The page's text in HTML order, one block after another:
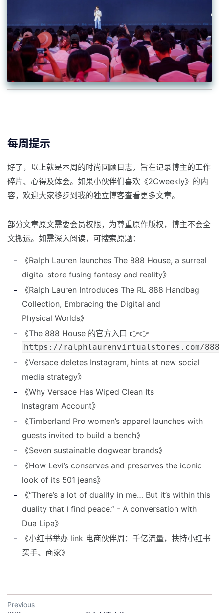
每周提示
好了，以上就是本周的时尚回顾日志，旨在记录博主的工作
碎片、心得及体会。如果小伙伴们喜欢《2Cweekly》的内
容，欢迎大家移步到我的独立博客查看更多文章。
部分文章原文需要会员权限，为尊重原作版权，博主不会全
文搬运。如需深入阅读，可搜索原题：
《Ralph Lauren launches The 888 House, a surreal
digital store fusing fantasy and reality》
《Ralph Lauren Introduces The RL 888 Handbag
Collection, Embracing the Digital and
Physical Worlds》
《The 888 House 的官方入口 👉👉
https://ralphlaurenvirtualstores.com/888-
《Versace deletes Instagram, hints at new social
media strategy》
《Why Versace Has Wiped Clean Its
Instagram Account》
《Timberland Pro women’s apparel launches with
guests invited to build a bench》
《Seven sustainable dogwear brands》
《How Levi’s conserves and preserves the iconic
look of its 501 jeans》
《“There’s a lot of duality in me… But it’s within this
duality that I find peace.” - A conversation with
Dua Lipa》
《小红书举办 link 电商伙伴周：千亿流量，扶持小红书
买手、商家》
Previous